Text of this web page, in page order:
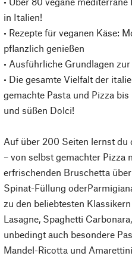
in Italien!
• Rezepte für veganen Käse:
pflanzlich genießen
• Ausführliche Grundlagen
• Die gesamte Vielfalt der
gemachte Pasta und Pizza
und süßen Dolci!
Auf über 200 Seiten lernst du
– von selbst gemachter Pizza
erfrischenden Bruschetta
Spinat-Füllung
zu den beliebtesten
Lasagne, Spaghetti
unbedingt auch besondere
Mandel-Ricotta und